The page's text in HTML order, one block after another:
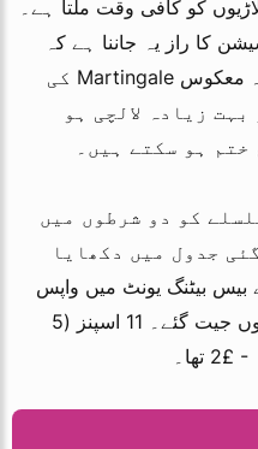
کو کافی وقت ملتا ہے۔
کا راز یہ جاننا ہے کہ
اپنے دائو کو بڑھانا کب بند کرنا ہے۔ معکوس Martingale کی
زیادہ لالچی ہو
ہو سکتے ہیں۔
کو دو شرطوں میں
جدول میں دکھایا
اپنے بیس بیٹنگ یونٹ میں واپس
چلے گئے کیونکہ اسپن 8 اور 9 دونوں جیت گئے۔ 11 اسپنز (5